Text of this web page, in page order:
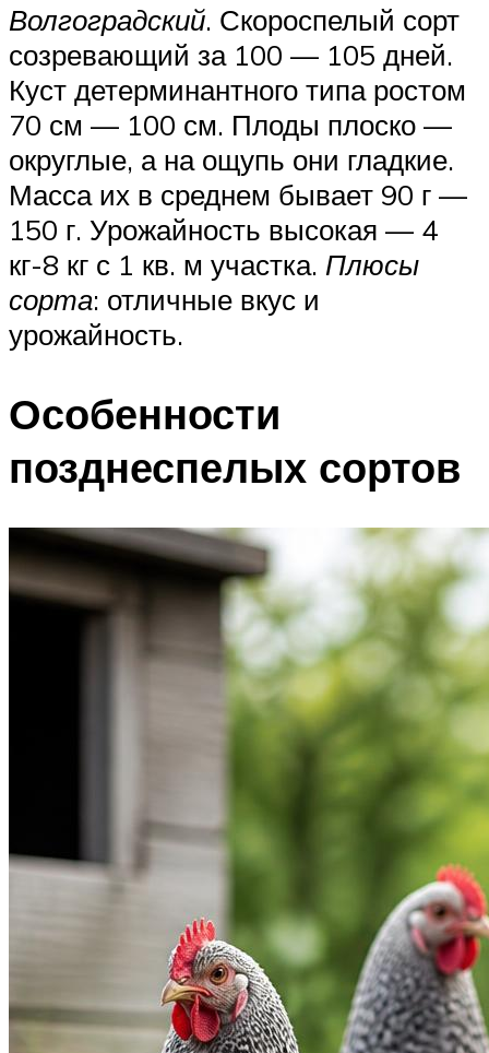
Волгоградский. Скороспелый сорт
созревающий за 100 — 105 дней.
Куст детерминантного типа ростом
70 см — 100 см. Плоды плоско —
округлые, а на ощупь они гладкие.
Масса их в среднем бывает 90 г —
150 г. Урожайность высокая — 4
кг-8 кг с 1 кв. м участка. Плюсы
сорта: отличные вкус и
урожайность.
Особенности
позднеспелых сортов